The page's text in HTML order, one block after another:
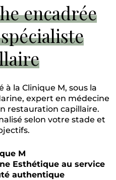
encadrée
à la Clinique M, sous la
expert en médecine
restauration capillaire.
selon votre stade et
M
Esthétique au service
authentique